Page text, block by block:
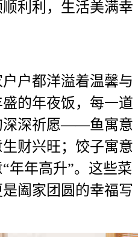
利利，生活美满幸
户都洋溢着温馨与
的年夜饭，每一道
深深祈愿——鱼寓意
财兴旺；饺子寓意
年年高升”。这些菜
阖家团圆的幸福写